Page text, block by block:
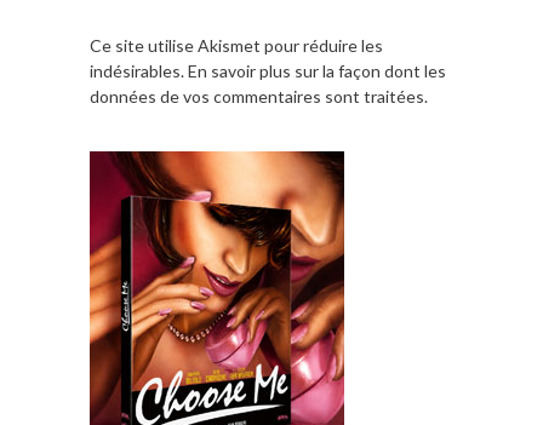
Ce site utilise Akismet pour réduire les
indésirables.En savoir plus sur la façon dont les
données de vos commentaires sont traitées.